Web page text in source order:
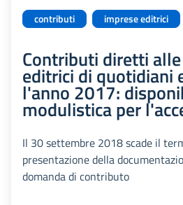
contributi imprese editrici
Contributi diretti
editrici di quotidiani
l'anno 2017:
modulistica per
Il 30 settembre 2018 scade il
presentazione della
domanda di contributo